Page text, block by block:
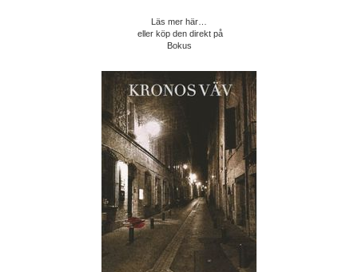
Läs mer här…
eller köp den direkt på
Bokus